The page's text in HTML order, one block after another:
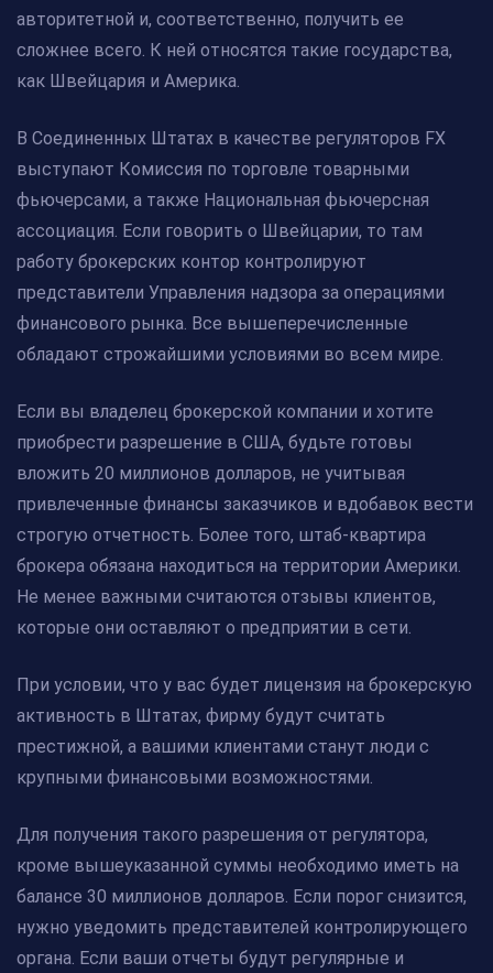
авторитетной и, соответственно, получить ее
сложнее всего. К ней относятся такие государства,
как Швейцария и Америка.
В Соединенных Штатах в качестве регуляторов FX
выступают Комиссия по торговле товарными
фьючерсами, а также Национальная фьючерсная
ассоциация. Если говорить о Швейцарии, то там
работу брокерских контор контролируют
представители Управления надзора за операциями
финансового рынка. Все вышеперечисленные
обладают строжайшими условиями во всем мире.
Если вы владелец брокерской компании и хотите
приобрести разрешение в США, будьте готовы
вложить 20 миллионов долларов, не учитывая
привлеченные финансы заказчиков и вдобавок вести
строгую отчетность. Более того, штаб-квартира
брокера обязана находиться на территории Америки.
Не менее важными считаются отзывы клиентов,
которые они оставляют о предприятии в сети.
При условии, что у вас будет лицензия на брокерскую
активность в Штатах, фирму будут считать
престижной, а вашими клиентами станут люди с
крупными финансовыми возможностями.
Для получения такого разрешения от регулятора,
кроме вышеуказанной суммы необходимо иметь на
балансе 30 миллионов долларов. Если порог снизится,
нужно уведомить представителей контролирующего
органа. Если ваши отчеты будут регулярные и